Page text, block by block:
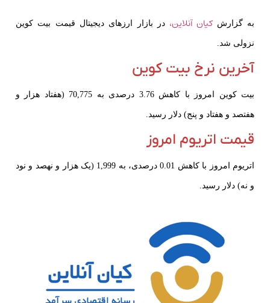
به گزارش کیان آنلاین، در بازار ارزهای دیجیتال قیمت بیت کوین
نزولی شد.
آخرین نرخ بیت کوین
بیت کوین امروز با کاهش 3.76 درصدی به 70,775 (هفتاد هزار و
هفتصد و هفتاد و پنج) دلار رسید.
قیمت اتریوم امروز
اتریوم امروز با کاهش 0.01 درصدی، به 1,999 (یک هزار و نهصد و نود
و نه) دلار رسید.